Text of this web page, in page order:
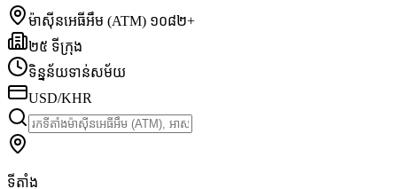
ម៉ាស៊ីនអេធីអឹម (ATM) ១០៨២+
២៥ ទីក្រុង
ទិន្នន័យទាន់សម័យ
USD/KHR
ទីតាំង